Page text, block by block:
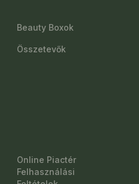
Beauty Boxok
Összetevők
Online Piactér
Felhasználási